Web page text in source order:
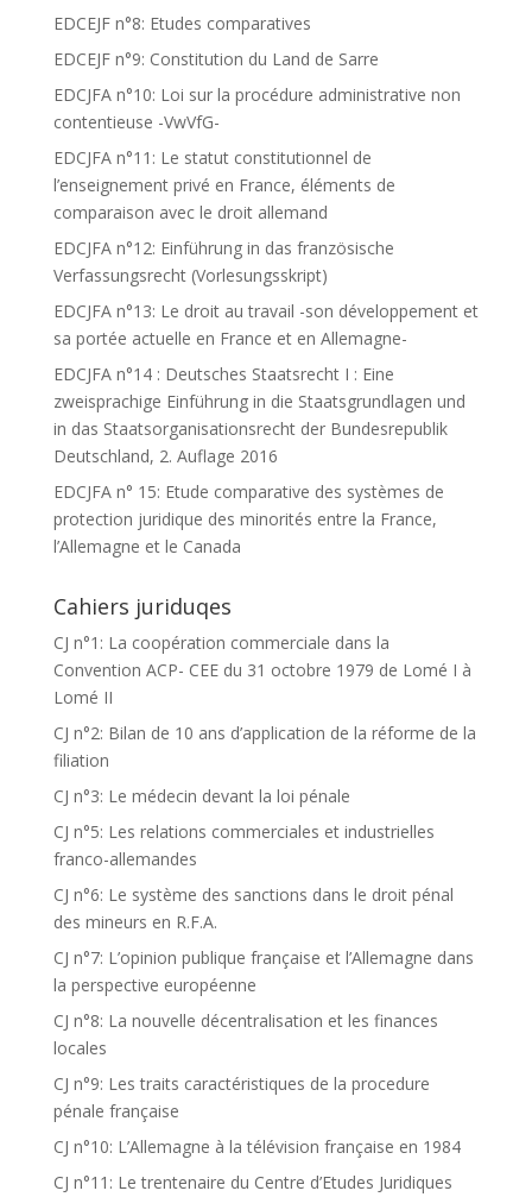
EDCEJF n°8: Etudes comparatives
EDCEJF n°9: Constitution du Land de Sarre
EDCJFA n°10: Loi sur la procédure administrative non
contentieuse -VwVfG-
EDCJFA n°11: Le statut constitutionnel de
l’enseignement privé en France, éléments de
comparaison avec le droit allemand
EDCJFA n°12: Einführung in das französische
Verfassungsrecht (Vorlesungsskript)
EDCJFA n°13: Le droit au travail -son développement et
sa portée actuelle en France et en Allemagne-
EDCJFA n°14 : Deutsches Staatsrecht I : Eine
zweisprachige Einführung in die Staatsgrundlagen und
in das Staatsorganisationsrecht der Bundesrepublik
Deutschland, 2. Auflage 2016
EDCJFA n° 15: Etude comparative des systèmes de
protection juridique des minorités entre la France,
l’Allemagne et le Canada
Cahiers juriduqes
CJ n°1: La coopération commerciale dans la
Convention ACP- CEE du 31 octobre 1979 de Lomé I à
Lomé II
CJ n°2: Bilan de 10 ans d’application de la réforme de la
filiation
CJ n°3: Le médecin devant la loi pénale
CJ n°5: Les relations commerciales et industrielles
franco-allemandes
CJ n°6: Le système des sanctions dans le droit pénal
des mineurs en R.F.A.
CJ n°7: L’opinion publique française et l’Allemagne dans
la perspective européenne
CJ n°8: La nouvelle décentralisation et les finances
locales
CJ n°9: Les traits caractéristiques de la procedure
pénale française
CJ n°10: L’Allemagne à la télévision française en 1984
CJ n°11: Le trentenaire du Centre d’Etudes Juridiques